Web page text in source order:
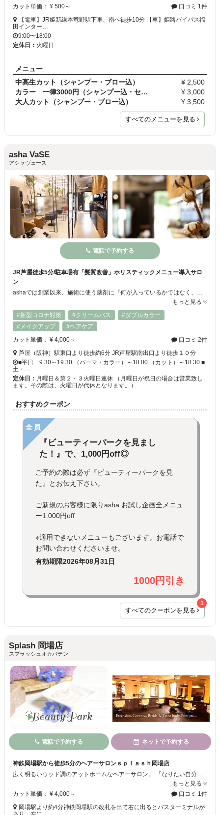
カット単価： ¥ 500～
口コミ 1件
【電車】JR姫新線本竜野駅下車、南へ徒歩10分 【車】姫路バイパス福
田インター…
9:00〜18:00
定休日： 火曜日
メニュー
中高生カット（シャンプー・ブロー込）
¥ 2,500
カラー 一律3000円（シャンプー込・セルフブロー）
¥ 3,000
大人カット（シャンプー・ブロー込）
¥ 3,500
すべてのメニューを見る
asha VaSE
アシャヴェース
電話で予約する
JR芦屋徒歩5分/駐車場有「髪質改善」ホリスティックメニュー導入サロ
ン
もっと見る
#新型コロナ対策
#クリームバス
#ダブルカラー
#メイクアップ
#ヘアケア
カット単価： ¥ 4,000～
口コミ 2件
芦屋（阪神）駅東口より徒歩約6分 JR芦屋駅南出口より徒歩１０分
■平日 9:30～19:30 （パーマ・カラー）～18:00 （カット）～18:30 ■
土・…
定休日： 月曜日＆第２・３火曜日連休 （月曜日が祝日の場合は営業致し
ます。その際は、火曜日が代休となります。）
おすすめクーポン
全員
『ビューティーパークを見まし
た！』で、1,000円off◎
ご予約の際は必ず『ビューティーパークを見
た』とお伝え下さい。
ご新規のお客様に限りasha お試し企画全メニュ
ー1.000円off
※適用できないメニューもございます。お電話で
お問い合わせくださいませ。
有効期限2026年08月31日
1000円引き
すべてのクーポンを見る
1
Splash 岡場店
スプラッシュオカバテン
電話で予約する ネットで予約する
神鉄岡場駅から徒歩5分のヘアーサロンｓｐｌａｓｈ岡場店
広く明るいウッド調のアットホームなヘアーサロン。 「なりたい自分」をテーマに髪に優しいオーガニック系の薬剤やコスメを取り扱っています。 健康な頭皮と髪質改善で美髪に、なりたいを叶えるヘアーサロンです。
もっと見る
カット単価： ¥ 4,000～
口コミ 1件
岡場駅より約4分神鉄岡場駅の改札を出て右に出るとバスターミナルが